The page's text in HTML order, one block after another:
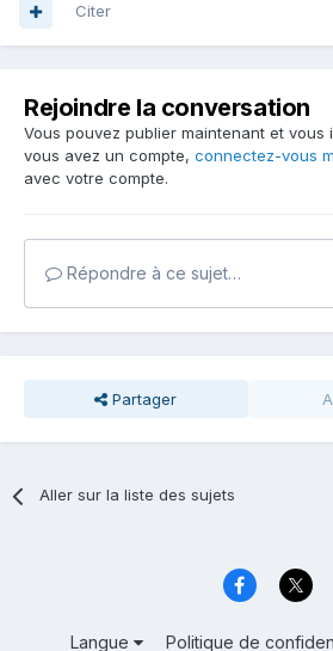
Citer
Rejoindre la conversation
Vous pouvez publier maintenant et vous
vous avez un compte, connectez-vous
avec votre compte.
Répondre à ce sujet…
Partager
Aller sur la liste des sujets
Langue Politique de